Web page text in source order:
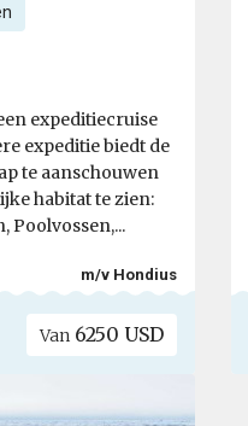
expeditiecruise
expeditie biedt de
te aanschouwen
habitat te zien:
Poolvossen,...
m/v Hondius
Van 6250 USD